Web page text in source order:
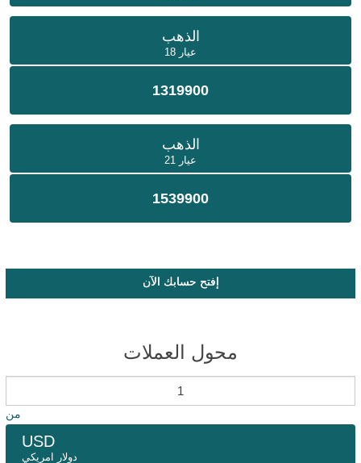
الذهب
عيار 18
1319900
الذهب
عيار 21
1539900
إفتح حسابك الآن
محول العملات
من
USD
دولار امريكي